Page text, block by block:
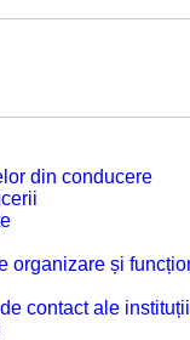
din conducere
organizare și
contact ale